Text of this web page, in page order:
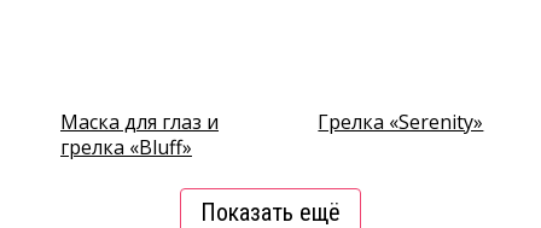
Маска для глаз и
грелка «Bluff»
Грелка «Serenity»
Показать ещё